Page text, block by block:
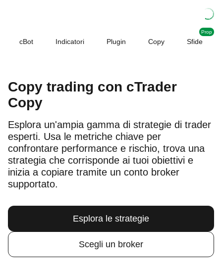
cBot Indicatori Plugin Copy Sfide
Prop
Copy trading con cTrader
Copy
Esplora un'ampia gamma di strategie di trader
esperti. Usa le metriche chiave per
confrontare performance e rischio, trova una
strategia che corrisponde ai tuoi obiettivi e
inizia a copiare tramite un conto broker
supportato.
Esplora le strategie
Scegli un broker